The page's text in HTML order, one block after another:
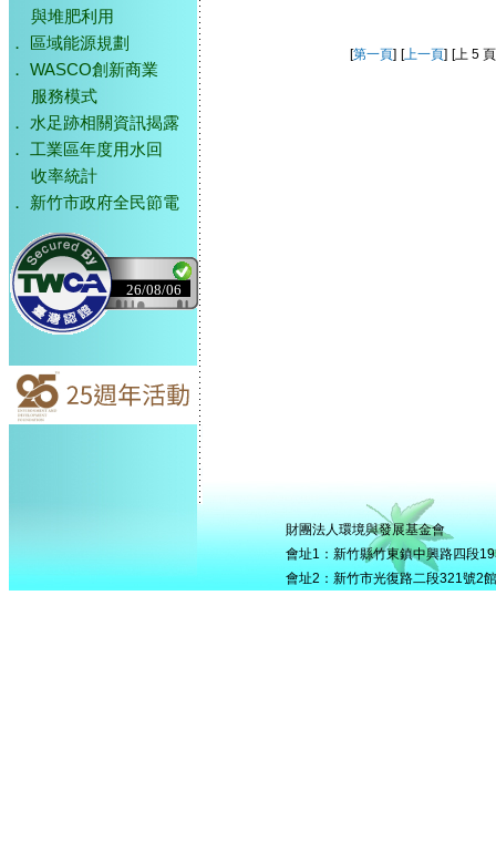
與堆肥利用
．
區域能源規劃
．
WASCO創新商業
服務模式
．
水足跡相關資訊揭露
．
工業區年度用水回
收率統計
．
新竹市政府全民節電
26/08/06
[第一頁] [上一頁] [上 5
財團法人環境與發展基金會
會址1：新竹縣竹東鎮中興路四段
會址2：新竹市光復路二段321號2